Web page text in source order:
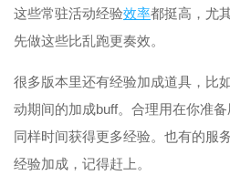
这些常驻活动经验效率都挺高，尤
先做这些比乱跑更奏效。
很多版本里还有经验加成道具，比
动期间的加成buff。合理用在你准
同样时间获得更多经验。也有的服
经验加成，记得赶上。